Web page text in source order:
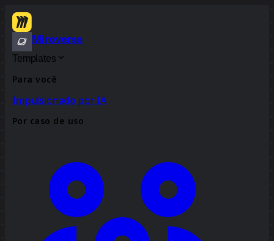
Miroverse
Templates
Para você
Impulsionado por IA
Por caso de uso